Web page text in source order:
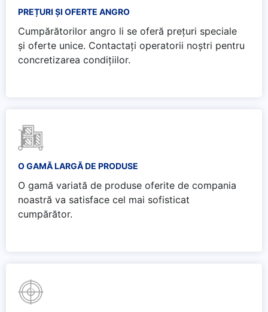
PREȚURI ȘI OFERTE ANGRO
Cumpărătorilor angro li se oferă prețuri speciale
și oferte unice. Contactați operatorii noștri pentru
concretizarea condițiilor.
O GAMĂ LARGĂ DE PRODUSE
O gamă variată de produse oferite de compania
noastră va satisface cel mai sofisticat
cumpărător.